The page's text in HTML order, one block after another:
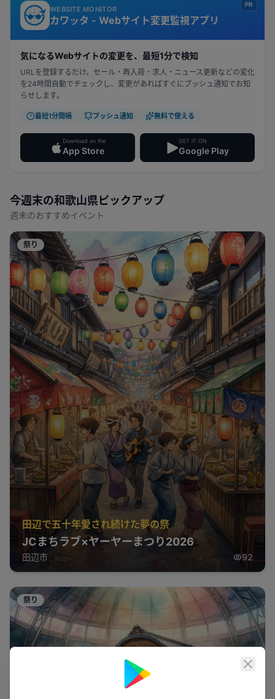
閉じ
PR
WEBSITE MONITOR
カワッタ - Webサイト変更監視アプリ
気になるWebサイトの変更を、最短1分で検知
URLを登録するだけ。セール・再入荷・求人・ニュース更新などの変化
を24時間自動でチェックし、変更があればすぐにプッシュ通知でお知
らせします。
最短1分間隔 プッシュ通知 無料で使える
Download on the
App Store
GET IT ON
Google Play
今週末の和歌山県 ピックアップ
週末のおすすめイベント
祭り
田辺で五十年愛され続けた夢の祭
JCまちラブ×ヤーヤーまつり2026
田辺市 92
祭り